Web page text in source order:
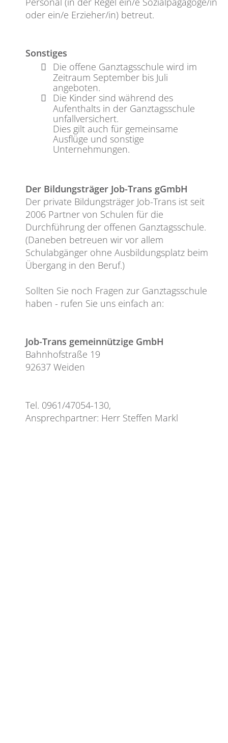
oder ein/e Erzieher/in) betreut.
Sonstiges
Die offene Ganztagsschule wird im
Zeitraum September bis Juli
angeboten.
Die Kinder sind während des
Aufenthalts in der Ganztagsschule
unfallversichert.
Dies gilt auch für gemeinsame
Ausflüge und sonstige
Unternehmungen.
Der Bildungsträger Job-Trans gGmbH
Der private Bildungsträger Job-Trans ist seit
2006 Partner von Schulen für die
Durchführung der offenen Ganztagsschule.
(Daneben betreuen wir vor allem
Schulabgänger ohne Ausbildungsplatz beim
Übergang in den Beruf.)
Sollten Sie noch Fragen zur Ganztagsschule
haben - rufen Sie uns einfach an:
Job-Trans gemeinnützige GmbH
Bahnhofstraße 19
92637 Weiden
Tel. 0961/47054-130,
Ansprechpartner: Herr Steffen Markl